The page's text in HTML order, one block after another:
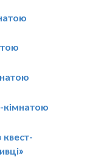
кімнатою